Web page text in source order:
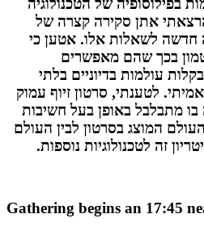
אתן סקירה קצרה של
חדשה לשאלות אלו. אטען כי
טמון בכך שהם מאפשרים
עולמות בדיוניים בלתי
לטענתי, סרטון זיוף עמוק
מתבלבל באופן בעל חשיבות
המוצג בסרטון לבין העולם
זה לטכנולוגיות נוספות.
Gathering begins an 17:45